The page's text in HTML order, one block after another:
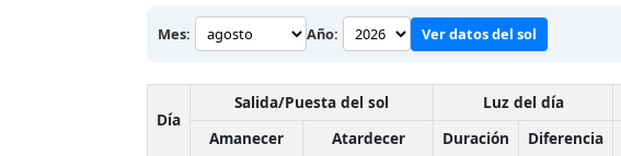
Mes: Año: Ver datos del sol
Día
Salida/Puesta del sol Luz del día
Amanecer
Atardecer Duración Diferencia